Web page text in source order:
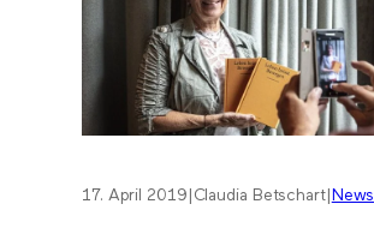
17. April 2019 Claudia Betschart| News